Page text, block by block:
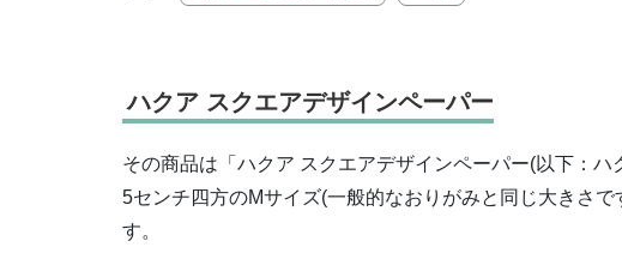
ハクア スクエアデザインペーパー
その商品は「ハクア スクエアデザインペーパー(以下：
5センチ四方のMサイズ(一般的なおりがみと同じ大きさ
す。